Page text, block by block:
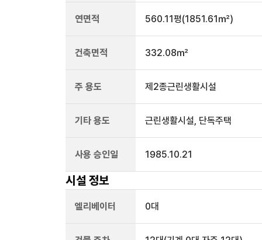
연면적 560.11평(1851.61㎡)
건축면적 332.08㎡
주 용도 제2종근린생활시설
기타 용도 근린생활시설, 단독주택
사용 승인일 1985.10.21
시설 정보
엘리베이터 0대